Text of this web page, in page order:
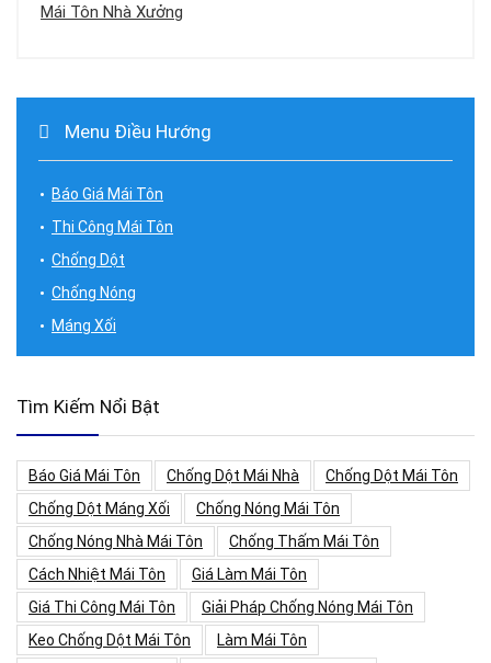
Mái Tôn Nhà Xưởng
Menu Điều Hướng
Báo Giá Mái Tôn
Thi Công Mái Tôn
Chống Dột
Chống Nóng
Máng Xối
Tìm Kiếm Nổi Bật
Báo Giá Mái Tôn Chống Dột Mái Nhà
Chống Dột Mái Tôn
Chống Dột Máng Xối
Chống Nóng Mái Tôn
Chống Nóng Nhà Mái Tôn
Chống Thấm Mái Tôn
Cách Nhiệt Mái Tôn
Giá Làm Mái Tôn
Giá Thi Công Mái Tôn
Giải Pháp Chống Nóng Mái Tôn
Keo Chống Dột Mái Tôn
Làm Mái Tôn